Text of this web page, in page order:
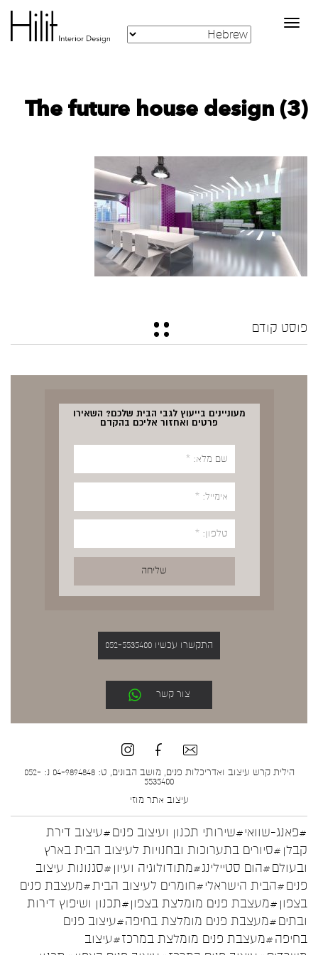
Toggle
navigation
The future house design (3)
פוסט קודם
מעוניינים בייעוץ לגבי הבית שלכם? השאירו
פרטים ואחזור אליכם בהקדם
התקשרו עכשיו 052-5535400
צור קשר
הילית קרש עיצוב ואדריכלות פנים, מושב הבונים, ט: 04-9894848 נ: 052-
5535400
עיצוב אתר מוזי
#פאנג-שוואי#שירותי תכנון ועיצוב פנים#עיצוב דירת
קבלן #סיורים בתערוכות ובחנויות לעיצוב הבית בארץ
ובעולם#הום סטיילינג#מתודולוגיה ועיון #סגנונות עיצוב
פנים#הבית הישראלי#חומרים לעיצוב הבית#מעצבת פנים
בצפון #מעצבת פנים מומלצת בצפון#תכנון ושיפוץ דירות
ובתים#מעצבת פנים מומלצת בחיפה#עיצוב פנים
בחיפה#מעצבת פנים מומלצת במרכז#עיצוב